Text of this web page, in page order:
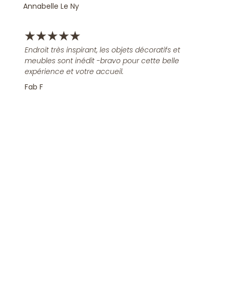
Annabelle Le Ny
★★★★★
Endroit très inspirant, les objets décoratifs et
meubles sont inédit -bravo pour cette belle
expérience et votre accueil.
Fab F